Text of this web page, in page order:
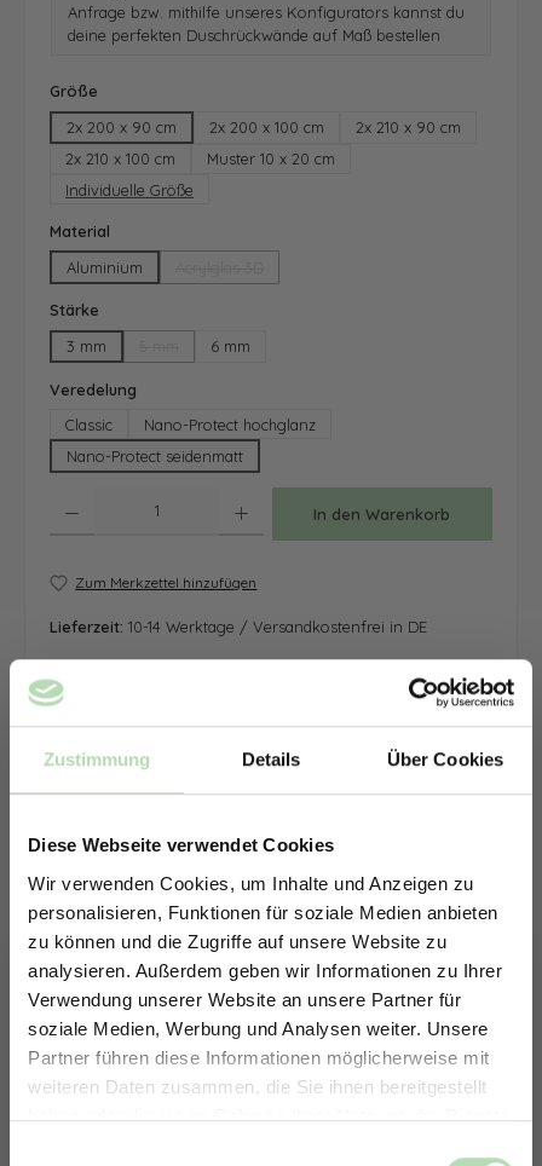
Zustimmung Details Über Cookies
Diese Webseite verwendet Cookies
Wir verwenden Cookies, um Inhalte und Anzeigen zu
personalisieren, Funktionen für soziale Medien anbieten
zu können und die Zugriffe auf unsere Website zu
analysieren. Außerdem geben wir Informationen zu Ihrer
Verwendung unserer Website an unsere Partner für
soziale Medien, Werbung und Analysen weiter. Unsere
Partner führen diese Informationen möglicherweise mit
weiteren Daten zusammen, die Sie ihnen bereitgestellt
haben oder die sie im Rahmen Ihrer Nutzung der Dienste
Anfrage bzw. mithilfe unseres Konfigurators kannst du
deine perfekten Duschrückwände auf Maß bestellen
Größe
2x 200 x 90 cm
2x 200 x 100 cm
2x 210 x 90 cm
2x 210 x 100 cm
Muster 10 x 20 cm
Individuelle Größe
Material
Aluminium
Stärke
3 mm
(Diese Option ist zurzeit nicht verfügbar.)
6 mm
Veredelung
Classic
Nano-Protect hochglanz
Nano-Protect seidenmatt
In den Warenkorb
Zum Merkzettel hinzufügen
Lieferzeit: 10-14 Werktage / Versandkostenfrei in DE
ERHALTE 5% RABATT AUF
DEINE RÜCKWÄNDE